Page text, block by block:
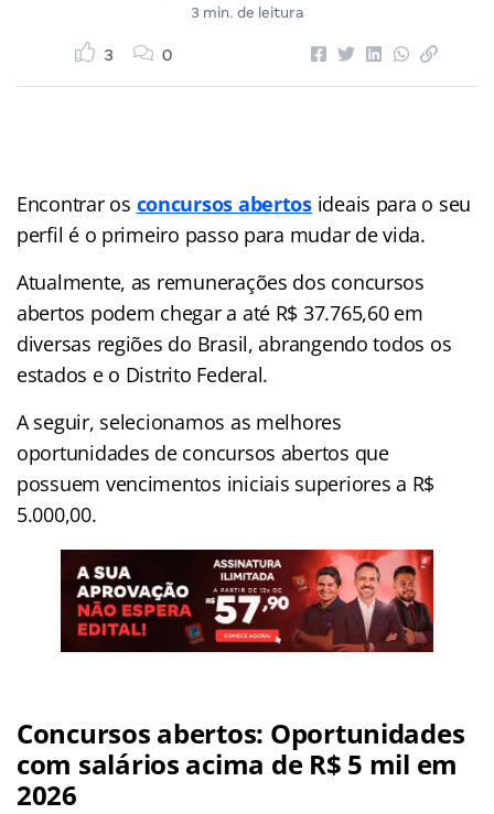
3 min. de leitura
3 0
Encontrar os concursos abertosideais para o seu
perfil é o primeiro passo para mudar de vida.
Atualmente, as remunerações dos concursos
abertos podem chegar a até R$ 37.765,60 em
diversas regiões do Brasil, abrangendo todos os
estados e o Distrito Federal.
A seguir, selecionamos as melhores
oportunidades de concursos abertos que
possuem vencimentos iniciais superiores a R$
5.000,00.
Concursos abertos: Oportunidades
com salários acima de R$ 5 mil em
2026